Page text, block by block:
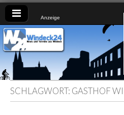
Anzeige
Nachrichten
aus dem
Ländchen
für das
Ländchen
SCHLAGWORT: GASTHOF